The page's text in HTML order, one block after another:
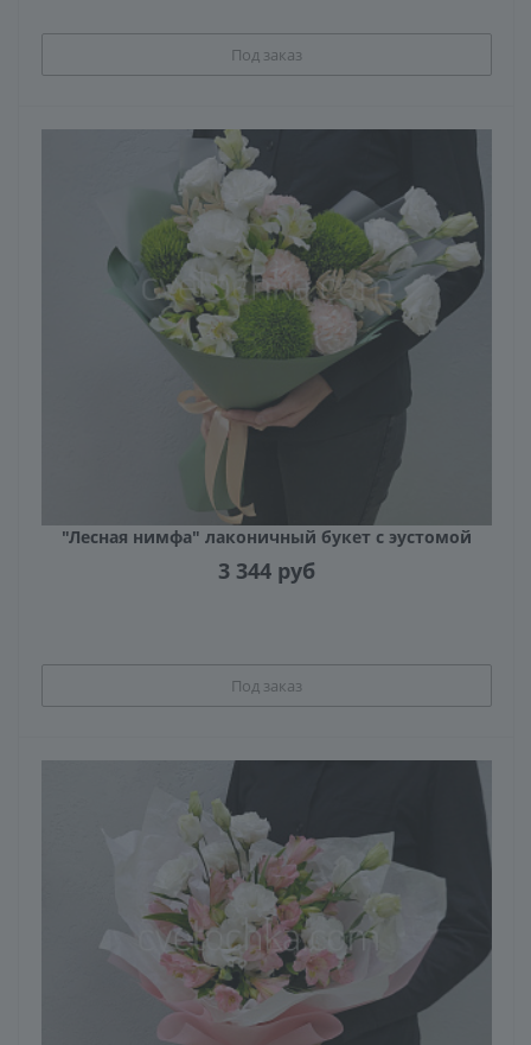
Под заказ
"Лесная нимфа" лаконичный букет с эустомой
3 344 руб
Под заказ